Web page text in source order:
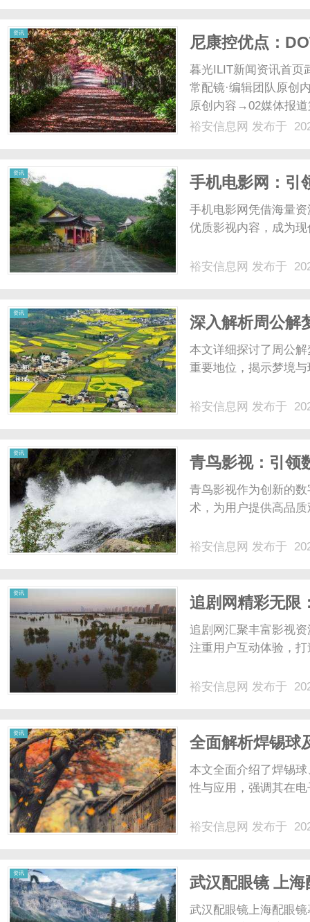
资讯
尼康控优点：
用
暮光ILIT新闻资讯首页
常配镜·编辑团队原创
原创内容→02媒体报
近视防控中的差异化
裕安信息网 发布于
资讯
手机电影网：引
手机电影网凭借海量
优质影视内容，成为
裕安信息网 发布于
资讯
深入解析周公解
值
本文详细探讨了周公
重要地位，揭示梦境
裕安信息网 发布于
资讯
青鸟影视：引领
青鸟影视作为创新的
术，为用户提供高品
裕安信息网 发布于
资讯
追剧网精彩无限
追剧网汇聚丰富影视
注重用户互动体验，
裕安信息网 发布于
资讯
全面解析焊锡球
本文全面介绍了焊锡
性与应用，强调其在
裕安信息网 发布于
资讯
武汉配眼镜 上海
武汉配眼镜上海配眼